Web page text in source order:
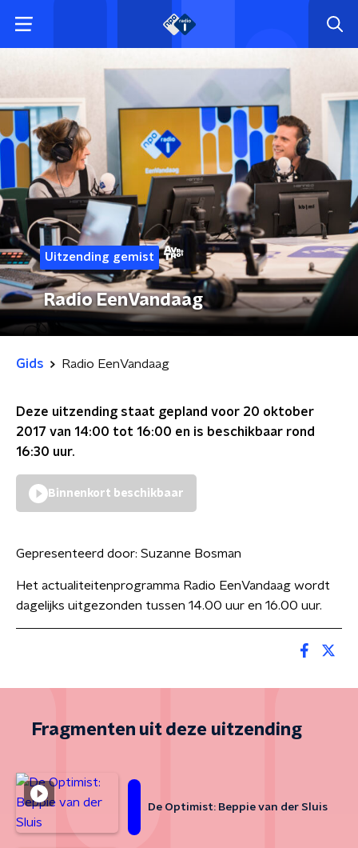
Uitzending gemist
Radio EenVandaag
Gids Radio EenVandaag
Deze uitzending staat gepland voor 20 oktober
2017 van 14:00 tot 16:00 en is beschikbaar rond
16:30 uur.
Binnenkort beschikbaar
Gepresenteerd door: Suzanne Bosman
Het actualiteitenprogramma Radio EenVandaag wordt
dagelijks uitgezonden tussen 14.00 uur en 16.00 uur.
Fragmenten uit deze uitzending
De Optimist: Beppie van der Sluis